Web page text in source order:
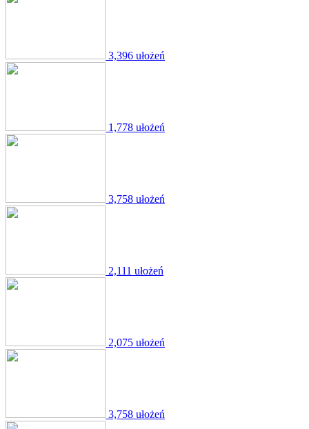
3,396 ułożeń
1,778 ułożeń
3,758 ułożeń
2,111 ułożeń
2,075 ułożeń
3,758 ułożeń